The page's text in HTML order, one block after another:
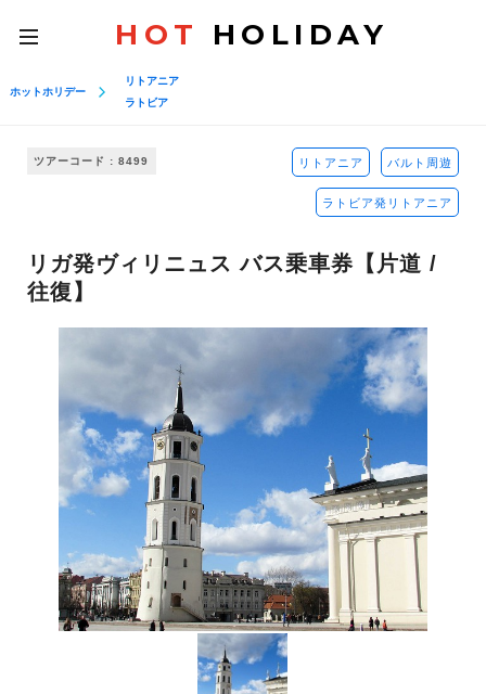
toggle
navigation
HOT HOLIDAY
ホットホリデー
リトアニア
ラトビア
ツアーコード : 8499 リトアニア バルト周遊
ラトビア発リトアニア
リガ発ヴィリニュス バス乗車券【片道 /
往復】